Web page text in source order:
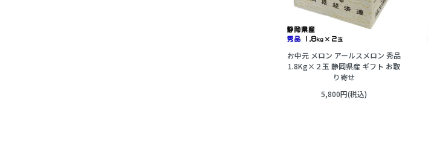
お中元 メロン アールスメロン 秀品
1.8Kg×２玉 静岡県産 ギフト お取
り寄せ
5,800円(税込)